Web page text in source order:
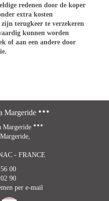
redenen door de koper
extra kosten
terugkeer te verzekeren
kunnen worden
of aan een andere door
Margeride
Margeride
- FRANCE
00
90
per e-mail